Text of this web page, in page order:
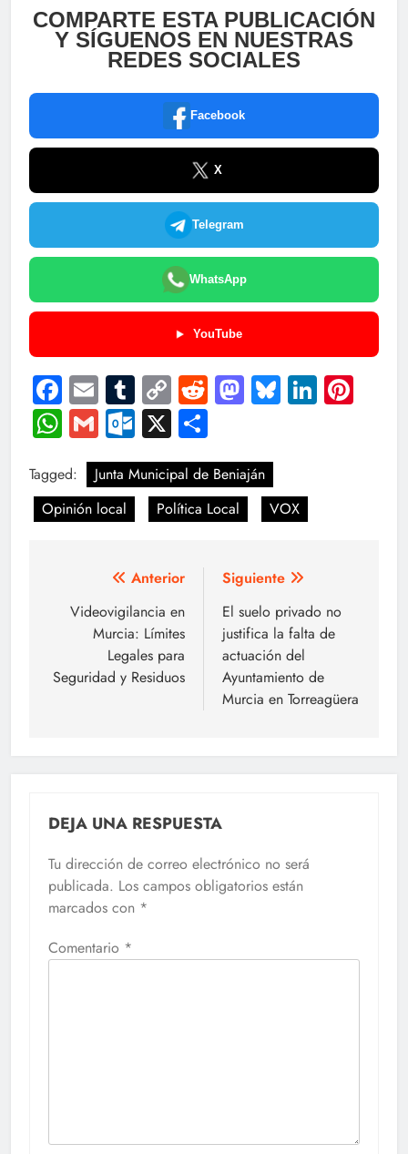
COMPARTE ESTA PUBLICACIÓN
Y SÍGUENOS EN NUESTRAS
REDES SOCIALES
Facebook
X
Telegram
WhatsApp
YouTube
Facebook
EmailTumblr
Copy
Link
RedditMastodon
Bluesky
WhatsApp
GmailOutlook.com
X
Tagged:
Junta Municipal de Beniaján
Opinión local
Política Local VOX
Navegación
de
entradas
Anterior
Videovigilancia en
Murcia: Límites
Legales para
Seguridad y Residuos
Siguiente
El suelo privado no
justifica la falta de
actuación del
Ayuntamiento de
Murcia en Torreagüera
DEJA UNA RESPUESTA
Tu dirección de correo electrónico no será
publicada. Los campos obligatorios están
marcados con *
Comentario *